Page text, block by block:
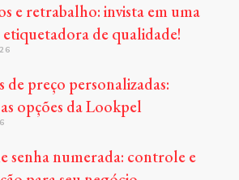
e retrabalho: invista em uma
de qualidade!
de preço personalizadas:
opções da Lookpel
senha numerada: controle e